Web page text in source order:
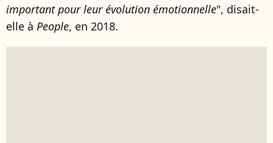
important pour leur évolution émotionnelle", disait-
elle à People, en 2018.